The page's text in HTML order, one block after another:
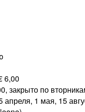
6,00
закрыто по
1 мая, 15